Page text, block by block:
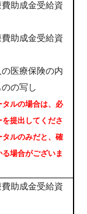
費助成金受給資
費助成金受給資
の医療保険の内
の写し
タルの場合は、必
提出してくださ
タルのみだと、確
場合がございま
費助成金受給資